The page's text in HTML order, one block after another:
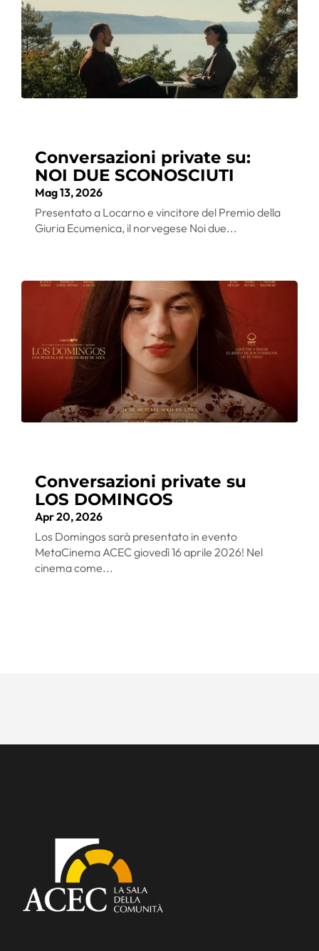
Conversazioni private su:
NOI DUE SCONOSCIUTI
Mag 13, 2026
Presentato a Locarno e vincitore del Premio della
Giuria Ecumenica, il norvegese Noi due...
Conversazioni private su
LOS DOMINGOS
Apr 20, 2026
Los Domingos sarà presentato in evento
MetaCinema ACEC giovedì 16 aprile 2026! Nel
cinema come...